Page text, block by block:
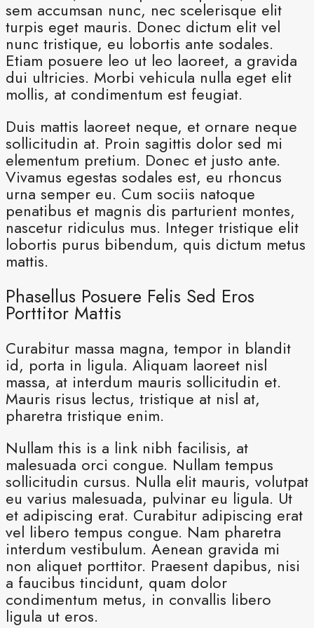
sem accumsan nunc, nec scelerisque elit
turpis eget mauris. Donec dictum elit vel
nunc tristique, eu lobortis ante sodales.
Etiam posuere leo ut leo laoreet, a gravida
dui ultricies. Morbi vehicula nulla eget elit
mollis, at condimentum est feugiat.
Duis mattis laoreet neque, et ornare neque
sollicitudin at. Proin sagittis dolor sed mi
elementum pretium. Donec et justo ante.
Vivamus egestas sodales est, eu rhoncus
urna semper eu. Cum sociis natoque
penatibus et magnis dis parturient montes,
nascetur ridiculus mus. Integer tristique elit
lobortis purus bibendum, quis dictum metus
mattis.
Phasellus Posuere Felis Sed Eros
Porttitor Mattis
Curabitur massa magna, tempor in blandit
id, porta in ligula. Aliquam laoreet nisl
massa, at interdum mauris sollicitudin et.
Mauris risus lectus, tristique at nisl at,
pharetra tristique enim.
Nullam this is a link nibh facilisis, at
malesuada orci congue. Nullam tempus
sollicitudin cursus. Nulla elit mauris, volutpat
eu varius malesuada, pulvinar eu ligula. Ut
et adipiscing erat. Curabitur adipiscing erat
vel libero tempus congue. Nam pharetra
interdum vestibulum. Aenean gravida mi
non aliquet porttitor. Praesent dapibus, nisi
a faucibus tincidunt, quam dolor
condimentum metus, in convallis libero
ligula ut eros.